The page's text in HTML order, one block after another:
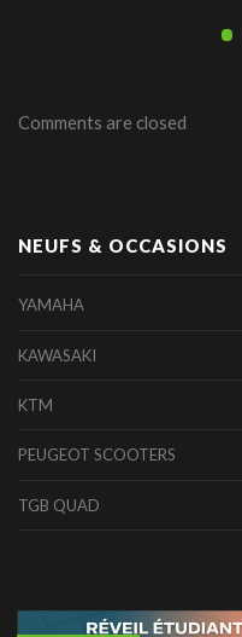
Comments are closed
NEUFS & OCCASIONS
YAMAHA
KAWASAKI
KTM
PEUGEOT SCOOTERS
TGB QUAD